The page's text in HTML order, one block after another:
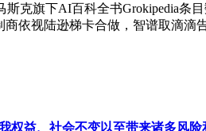
旗下AI百科全书Grokipedia条
依视陆逊梯卡合做，智谱取滴
权益、社会不变以至带来诸多风险